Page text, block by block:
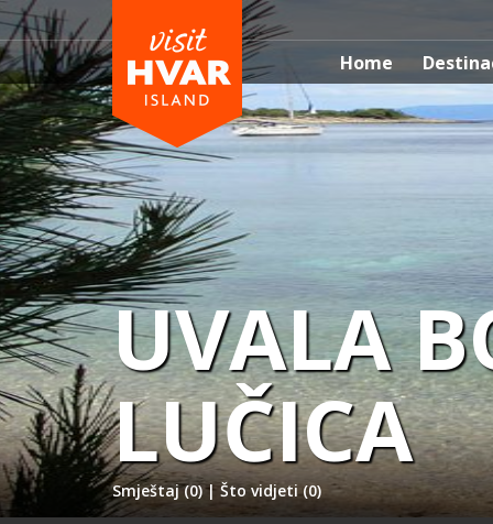
Home
UVALA
LUČICA
Smještaj (0)| Što vidjeti (0)